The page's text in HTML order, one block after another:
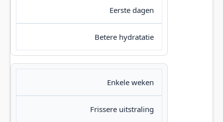
Eerste dagen
Betere hydratatie
Enkele weken
Frissere uitstraling